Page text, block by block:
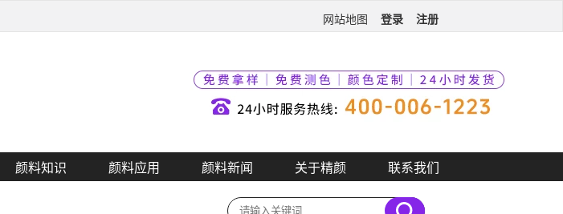
网站地图 登录 注册
颜料知识 颜料应用 颜料新闻 关于精颜 联系我们